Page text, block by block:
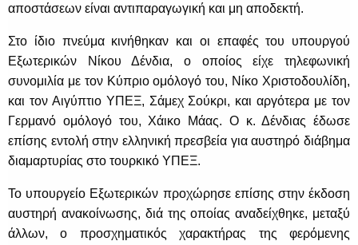
αποστάσεων είναι αντιπαραγωγική και μη αποδεκτή.
Στο ίδιο πνεύμα κινήθηκαν και οι επαφές του υπουργού
Εξωτερικών Νίκου Δένδια, ο οποίος είχε τηλεφωνική
συνομιλία με τον Κύπριο ομόλογό του, Νίκο Χριστοδουλίδη,
και τον Αιγύπτιο ΥΠΕΞ, Σάμεχ Σούκρι, και αργότερα με τον
Γερμανό ομόλογό του, Χάικο Μάας. Ο κ. Δένδιας έδωσε
επίσης εντολή στην ελληνική πρεσβεία για αυστηρό διάβημα
διαμαρτυρίας στο τουρκικό ΥΠΕΞ.
Το υπουργείο Εξωτερικών προχώρησε επίσης στην έκδοση
αυστηρή ανακοίνωσης, διά της οποίας αναδείχθηκε, μεταξύ
άλλων, ο προσχηματικός χαρακτήρας της φερόμενης